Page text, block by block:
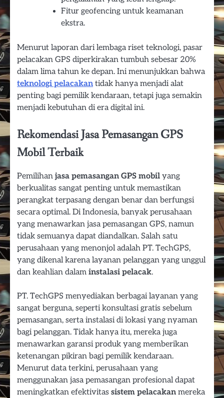
Fitur geofencing untuk keamanan
ekstra.
Menurut laporan dari lembaga riset teknologi, pasar
pelacakan GPS diperkirakan tumbuh sebesar 20%
dalam lima tahun ke depan. Ini menunjukkan bahwa
teknologi pelacakan tidak hanya menjadi alat
penting bagi pemilik kendaraan, tetapi juga semakin
menjadi kebutuhan di era digital ini.
Rekomendasi Jasa Pemasangan GPS
Mobil Terbaik
Pemilihan jasa pemasangan GPS mobil yang
berkualitas sangat penting untuk memastikan
perangkat terpasang dengan benar dan berfungsi
secara optimal. Di Indonesia, banyak perusahaan
yang menawarkan jasa pemasangan GPS, namun
tidak semuanya dapat diandalkan. Salah satu
perusahaan yang menonjol adalah PT. TechGPS,
yang dikenal karena layanan pelanggan yang unggul
dan keahlian dalam instalasi pelacak.
PT. TechGPS menyediakan berbagai layanan yang
sangat berguna, seperti konsultasi gratis sebelum
pemasangan, serta instalasi di lokasi yang nyaman
bagi pelanggan. Tidak hanya itu, mereka juga
menawarkan garansi produk yang memberikan
ketenangan pikiran bagi pemilik kendaraan.
Menurut data terkini, perusahaan yang
menggunakan jasa pemasangan profesional dapat
meningkatkan efektivitas sistem pelacakan mereka